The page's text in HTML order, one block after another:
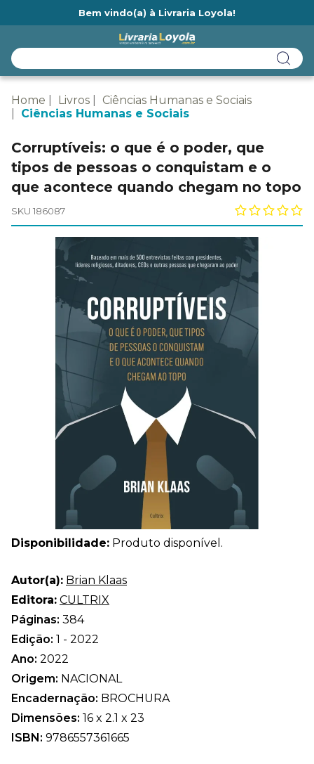
Bem vindo(a) à Livraria Loyola!
Home Livros
Ciências Humanas e Sociais
Ciências Humanas e Sociais
Corruptíveis: o que é o poder, que
tipos de pessoas o conquistam e o
que acontece quando chegam no topo
SKU 186087
Disponibilidade: Produto disponível.
Autor(a): Brian Klaas
Editora: CULTRIX
Páginas: 384
Edição: 1 - 2022
Ano: 2022
Origem: NACIONAL
Encadernação: BROCHURA
Dimensões: 16 x 2.1 x 23
ISBN: 9786557361665